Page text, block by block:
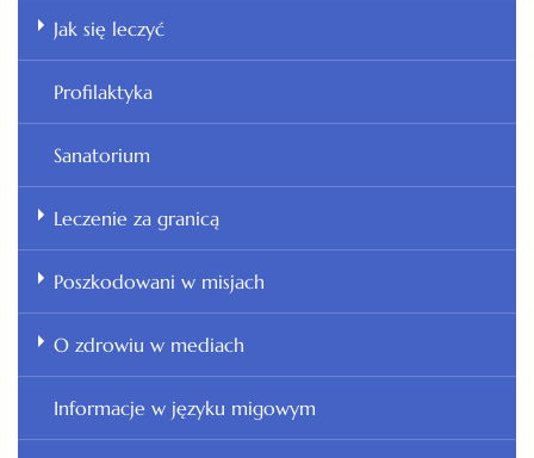
Jak się leczyć
Profilaktyka
Sanatorium
Leczenie za granicą
Poszkodowani w misjach
O zdrowiu w mediach
Informacje w języku migowym